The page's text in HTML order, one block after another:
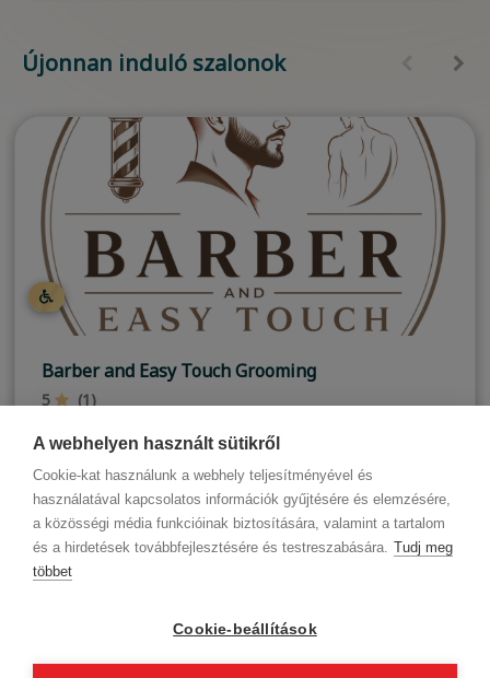
A webhelyen használt sütikről
Cookie-kat használunk a webhely teljesítményével és
használatával kapcsolatos információk gyűjtésére és elemzésére,
a közösségi média funkcióinak biztosítására, valamint a tartalom
és a hirdetések továbbfejlesztésére és testreszabására. Tudj meg
többet
Cookie-beállítások
Újonnan induló szalonok
Barber and Easy Touch Grooming
5
(1)